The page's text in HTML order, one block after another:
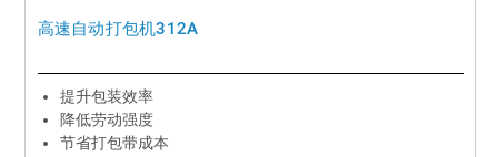
高速自动打包机312A
提升包装效率
降低劳动强度
节省打包带成本